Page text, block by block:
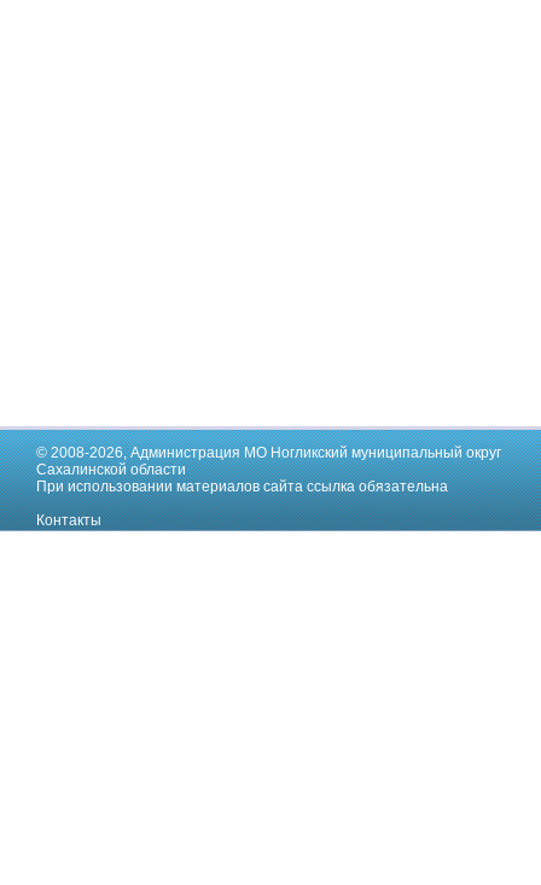
© 2008-2026,Администрация МО Ногликский муниципальный округ
Сахалинской области
При использовании материалов сайта ссылка обязательна
Контакты